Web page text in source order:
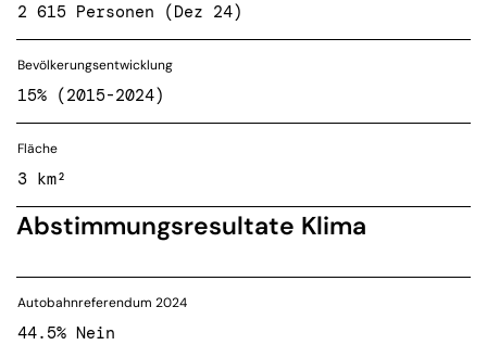
2 615 Personen (Dez 24)
Bevölkerungsentwicklung
15% (2015-2024)
Fläche
3 km²
Abstimmungsresultate Klima
Autobahnreferendum 2024
44.5% Nein